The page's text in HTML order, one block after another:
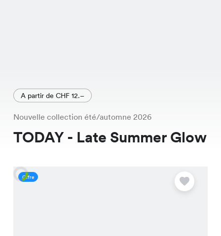
A partir de CHF 12.–
Nouvelle collection été/automne 2026
TODAY - Late Summer Glow
Offre